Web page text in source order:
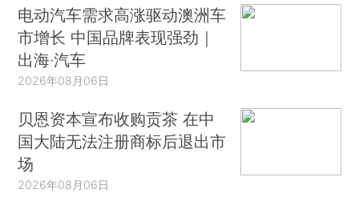
电动汽车需求高涨驱动澳洲车
市增长 中国品牌表现强劲｜
出海·汽车
2026年08月06日
贝恩资本宣布收购贡茶 在中
国大陆无法注册商标后退出市
场
2026年08月06日